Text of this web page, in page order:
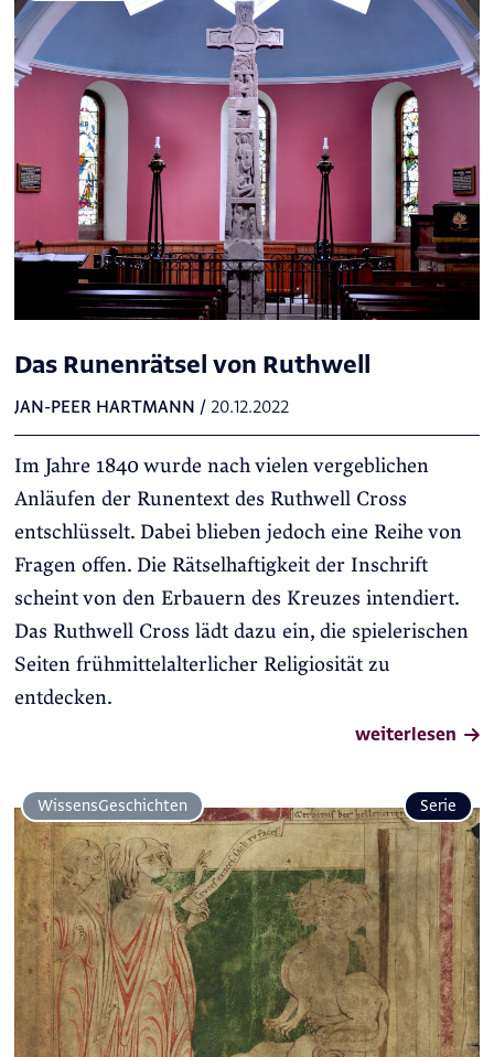
Das Runenrätsel von Ruthwell
JAN-PEER HARTMANN / 20.12.2022
Im Jahre 1840 wurde nach vielen vergeblichen
Anläufen der Runentext des Ruthwell Cross
entschlüsselt. Dabei blieben jedoch eine Reihe von
Fragen offen. Die Rätselhaftigkeit der Inschrift
scheint von den Erbauern des Kreuzes intendiert.
Das Ruthwell Cross lädt dazu ein, die spielerischen
Seiten frühmittelalterlicher Religiosität zu
entdecken.
weiterlesen
Wissens­Geschichten Serie